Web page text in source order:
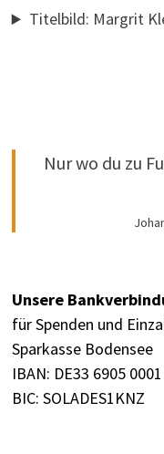
Titelbild: Margrit
Nur wo du zu
Unsere
für Spenden und
Sparkasse Bodensee
IBAN: DE33 6905
BIC: SOLADES1KNZ